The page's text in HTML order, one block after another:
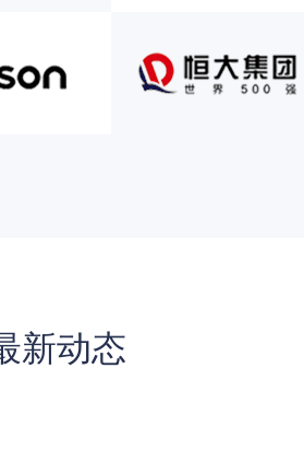
新动态